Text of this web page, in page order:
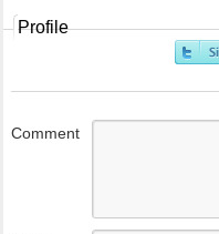
Profile
Comment